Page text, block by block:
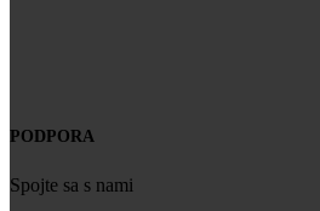
PODPORA
Spojte sa s nami